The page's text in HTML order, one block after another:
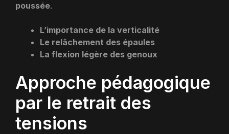
poussée.
L’importance de la verticalité
Le relâchement des épaules
La flexion légère des genoux
Approche pédagogique
par le retrait des
tensions